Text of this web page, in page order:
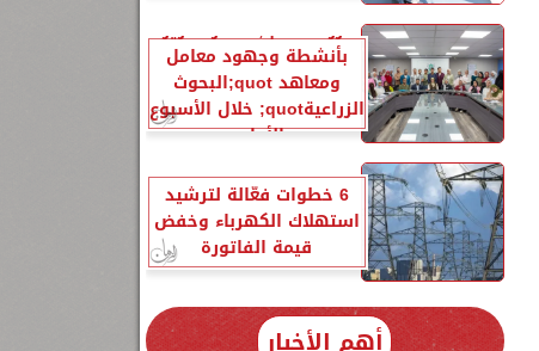
الزراعةquot; تنشر تقريرًا
بأنشطة وجهود معامل
ومعاهد quot;البحوث
الزراعيةquot; خلال الأسبوع
الأول...
6 خطوات فعّالة لترشيد
استهلاك الكهرباء وخفض
قيمة الفاتورة
أهم الأخبار